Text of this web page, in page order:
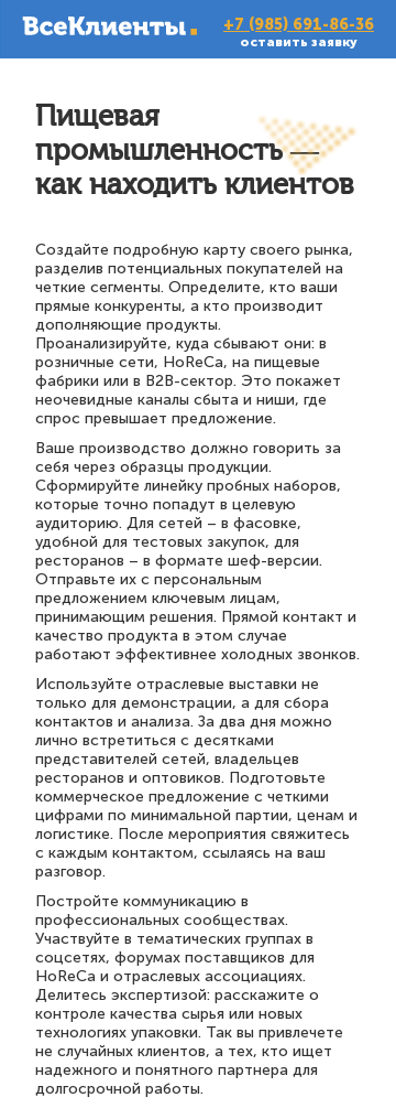
+7 (985) 691-86-36
оставить заявку
Пищевая
промышленность —
как находить клиентов
Создайте подробную карту своего рынка,
разделив потенциальных покупателей на
четкие сегменты. Определите, кто ваши
прямые конкуренты, а кто производит
дополняющие продукты.
Проанализируйте, куда сбывают они: в
розничные сети, HoReCa, на пищевые
фабрики или в B2B-сектор. Это покажет
неочевидные каналы сбыта и ниши, где
спрос превышает предложение.
Ваше производство должно говорить за
себя через образцы продукции.
Сформируйте линейку пробных наборов,
которые точно попадут в целевую
аудиторию. Для сетей – в фасовке,
удобной для тестовых закупок, для
ресторанов – в формате шеф-версии.
Отправьте их с персональным
предложением ключевым лицам,
принимающим решения. Прямой контакт и
качество продукта в этом случае
работают эффективнее холодных звонков.
Используйте отраслевые выставки не
только для демонстрации, а для сбора
контактов и анализа. За два дня можно
лично встретиться с десятками
представителей сетей, владельцев
ресторанов и оптовиков. Подготовьте
коммерческое предложение с четкими
цифрами по минимальной партии, ценам и
логистике. После мероприятия свяжитесь
с каждым контактом, ссылаясь на ваш
разговор.
Постройте коммуникацию в
профессиональных сообществах.
Участвуйте в тематических группах в
соцсетях, форумах поставщиков для
HoReCa и отраслевых ассоциациях.
Делитесь экспертизой: расскажите о
контроле качества сырья или новых
технологиях упаковки. Так вы привлечете
не случайных клиентов, а тех, кто ищет
надежного и понятного партнера для
долгосрочной работы.